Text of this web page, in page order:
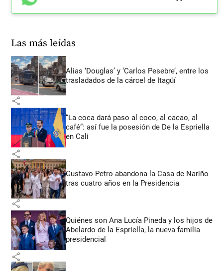
Las más leídas
Alias ‘Douglas’ y ‘Carlos Pesebre’, entre los
trasladados de la cárcel de Itagüí
share
“La coca dará paso al coco, al cacao, al
café”: así fue la posesión de De la Espriella
en Cali
share
Gustavo Petro abandona la Casa de Nariño
tras cuatro años en la Presidencia
share
Quiénes son Ana Lucía Pineda y los hijos de
Abelardo de la Espriella, la nueva familia
presidencial
share